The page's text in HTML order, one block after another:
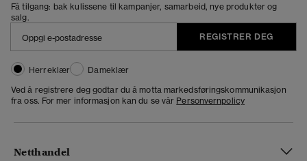
Få tilgang: bak kulissene til kampanjer, samarbeid, nye produkter og
salg.
REGISTRER DEG
Herreklær
Dameklær
Ved å registrere deg godtar du å motta markedsføringskommunikasjon
fra oss. For mer informasjon kan du se vår Personvernpolicy
Netthandel